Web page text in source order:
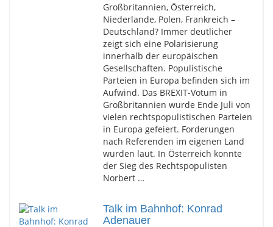
Großbritannien, Österreich,
Niederlande, Polen, Frankreich –
Deutschland? Immer deutlicher
zeigt sich eine Polarisierung
innerhalb der europäischen
Gesellschaften. Populistische
Parteien in Europa befinden sich im
Aufwind. Das BREXIT-Votum in
Großbritannien wurde Ende Juli von
vielen rechtspopulistischen Parteien
in Europa gefeiert. Forderungen
nach Referenden im eigenen Land
wurden laut. In Österreich konnte
der Sieg des Rechtspopulisten
Norbert …
Talk im Bahnhof: Konrad
Adenauer